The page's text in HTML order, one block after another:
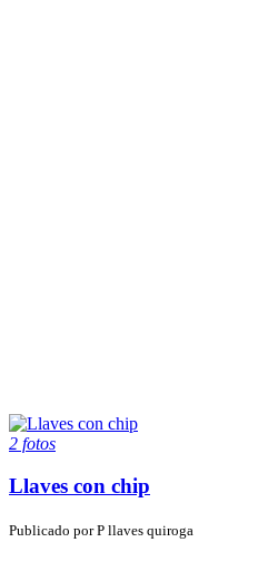
2 fotos
Llaves con chip
Publicado porP llaves quiroga